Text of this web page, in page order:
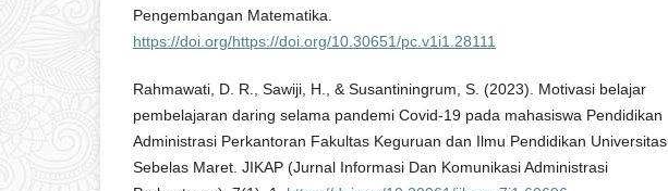
Pengembangan Matematika.
https://doi.org/https://doi.org/10.30651/pc.v1i1.28111
Rahmawati, D. R., Sawiji, H., & Susantiningrum, S. (2023). Motivasi belajar
pembelajaran daring selama pandemi Covid-19 pada mahasiswa Pendidikan
Administrasi Perkantoran Fakultas Keguruan dan Ilmu Pendidikan Universitas
Sebelas Maret. JIKAP (Jurnal Informasi Dan Komunikasi Administrasi